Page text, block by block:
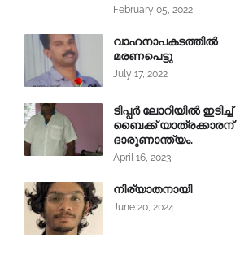
February 05, 2022
വാഹനാപകടത്തിൽ
മരണപെട്ടു
July 17, 2022
ടിപ്പർ ലോറിയിൽ ഇടിച്ച്
ബൈക്ക് യാത്രക്കാരന്
ദാരുണാന്ത്യം.
April 16, 2023
നിര്യാതനായി
June 20, 2024